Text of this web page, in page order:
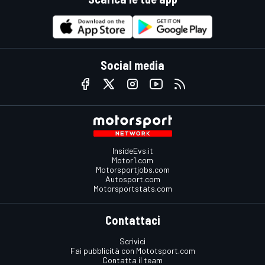
Social media
InsideEvs.it
Motor1.com
Motorsportjobs.com
Autosport.com
Motorsportstats.com
Contattaci
Scrivici
Fai pubblicità con Mototsport.com
Contatta il team